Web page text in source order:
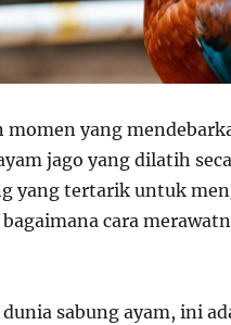
yang
jago yang dilatih
yang tertarik untuk
cara
sabung ayam, ini